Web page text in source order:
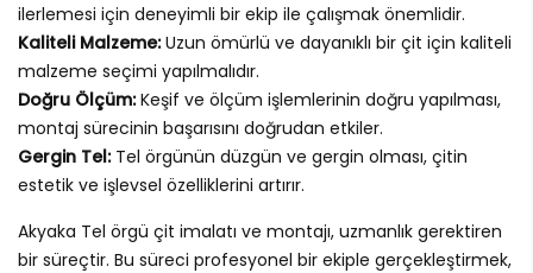
ilerlemesi için deneyimli bir ekip ile çalışmak önemlidir.
Kaliteli Malzeme:Uzun ömürlü ve dayanıklı bir çit için kaliteli
malzeme seçimi yapılmalıdır.
Doğru Ölçüm:Keşif ve ölçüm işlemlerinin doğru yapılması,
montaj sürecinin başarısını doğrudan etkiler.
Gergin Tel:Tel örgünün düzgün ve gergin olması, çitin
estetik ve işlevsel özelliklerini artırır.
Akyaka Tel örgü çit imalatı ve montajı, uzmanlık gerektiren
bir süreçtir. Bu süreci profesyonel bir ekiple gerçekleştirmek,